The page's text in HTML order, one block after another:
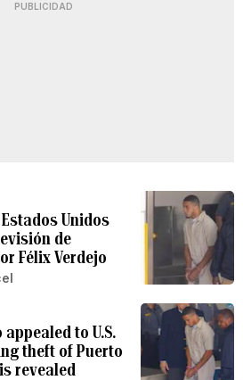
PUBLICIDAD
Unidos
de
Félix Verdejo
appealed to U.S.
theft of Puerto
revealed